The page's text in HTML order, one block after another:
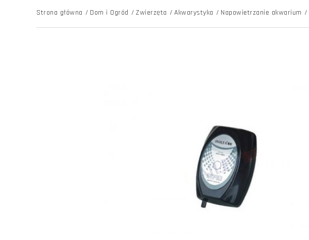
Strona główna / Dom i Ogród / Zwierzęta / Akwarystyka / Napowietrzanie akwarium /